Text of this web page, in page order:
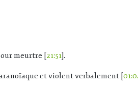
meurtre [21:51].
et violent verbalement [